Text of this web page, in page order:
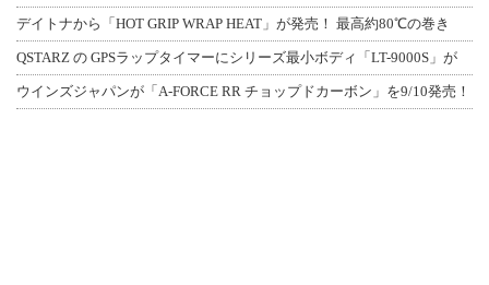
デイトナから「HOT GRIP WRAP HEAT」が発売！ 最高約80℃の巻き
QSTARZ の GPSラップタイマーにシリーズ最小ボディ「LT-9000S」が
ウインズジャパンが「A-FORCE RR チョップドカーボン」を9/10発売！